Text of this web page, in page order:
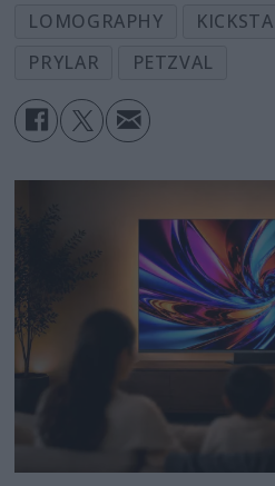
LOMOGRAPHY
PRYLAR
PETZVAL